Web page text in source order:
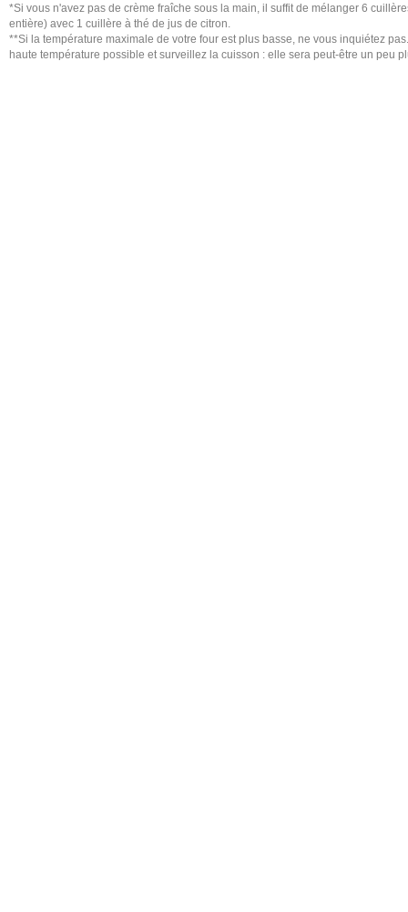
*Si vous n'avez pas de crème fraîche sous la main, il suffit de mélanger 6
entière) avec 1 cuillère à thé de jus de citron.
**Si la température maximale de votre four est plus basse, ne vous inquiétez
haute température possible et surveillez la cuisson : elle sera peut-être un peu